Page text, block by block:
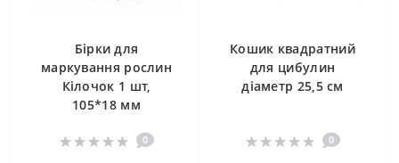
Бірки для
маркування рослин
Кілочок 1 шт,
105*18 мм
0
Кошик квадратний
для цибулин
діаметр 25,5 см
0